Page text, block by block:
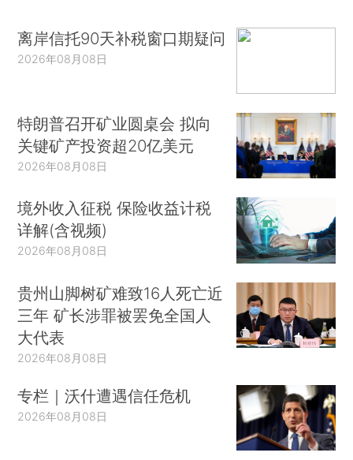
离岸信托90天补税窗口期疑问
2026年08月08日
特朗普召开矿业圆桌会 拟向
关键矿产投资超20亿美元
2026年08月08日
境外收入征税 保险收益计税
详解(含视频)
2026年08月08日
贵州山脚树矿难致16人死亡近
三年 矿长涉罪被罢免全国人
大代表
2026年08月08日
专栏｜沃什遭遇信任危机
2026年08月08日